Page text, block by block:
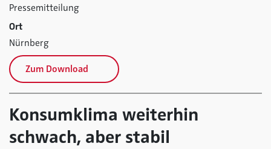
Pressemitteilung
Ort
Nürnberg
Zum Download
Konsumklima weiterhin
schwach, aber stabil